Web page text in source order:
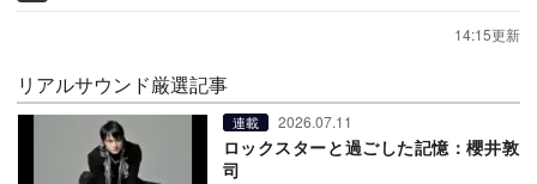
14:15更新
リアルサウンド厳選記事
連載 2026.07.11
ロックスターと過ごした記憶：櫻井敦
司